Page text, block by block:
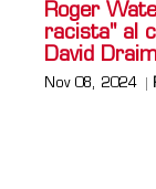
Roger
racista" al
David
Nov 08, 2024